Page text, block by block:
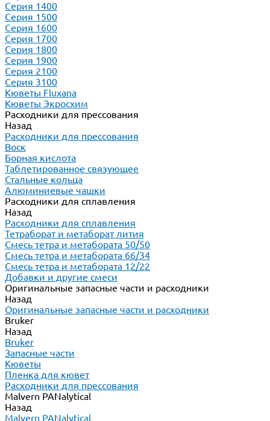
Серия 1400
Серия 1500
Серия 1600
Серия 1700
Серия 1800
Серия 1900
Серия 2100
Серия 3100
Кюветы Fluxana
Кюветы Экросхим
Расходники для прессования
Назад
Расходники для прессования
Воск
Борная кислота
Таблетированное связующее
Стальные кольца
Алюминиевые чашки
Расходники для сплавления
Назад
Расходники для сплавления
Тетраборат и метаборат лития
Смесь тетра и метабората 50/50
Смесь тетра и метабората 66/34
Смесь тетра и метабората 12/22
Добавки и другие смеси
Оригинальные запасные части и расходники
Назад
Оригинальные запасные части и расходники
Bruker
Назад
Bruker
Запасные части
Кюветы
Пленка для кювет
Расходники для прессования
Malvern PANalytical
Назад
Malvern PANalytical